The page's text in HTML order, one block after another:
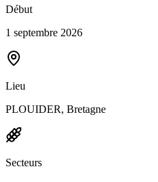
Début
1 septembre 2026
Lieu
PLOUIDER, Bretagne
Secteurs